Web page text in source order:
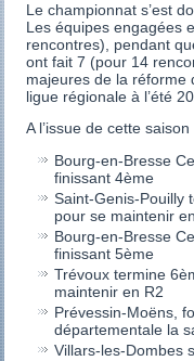
Le championnat s’est
Les équipes engagées
rencontres), pendant
ont fait 7 (pour 14
majeures de la réforme
ligue régionale à l’été
A l’issue de cette saison
Bourg-en-Bresse
finissant 4ème
Saint-Genis-Pouilly
pour se maintenir
Bourg-en-Bresse
finissant 5ème
Trévoux termine
maintenir en R2
Prévessin-Moëns,
départementale la
Villars-les-Dombes